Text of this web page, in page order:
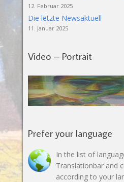
12. Februar 2025
Die letzte Newsaktuell
11. Januar 2025
Video – Portrait
Prefer your language
In the list of
Translationbar and
according to your